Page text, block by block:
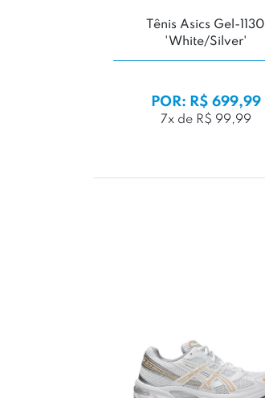
Tênis Asics Gel-1130
'White/Silver'
POR: R$ 699,99
7x de R$ 99,99